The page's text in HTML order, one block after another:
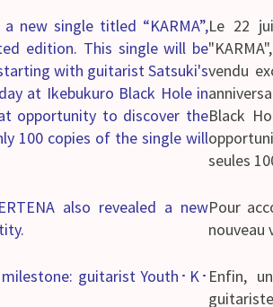
new single titled “KARMA”,
edition. This single will be
with guitarist Satsuki's
at Ikebukuro Black Hole in
opportunity to discover the
100 copies of the single will
also revealed a new
guitarist Youth･K･
Le 22
vendu
Black
seules
Pour
nouveau
Enfin,